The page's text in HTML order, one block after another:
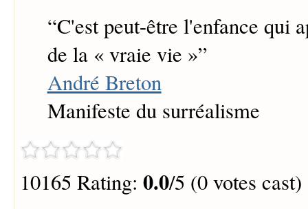
“C'est peut-être l'enfance qui
de la « vraie vie »”
André Breton
Manifeste du surréalisme
10165 Rating: 0.0/5 (0 votes cast)